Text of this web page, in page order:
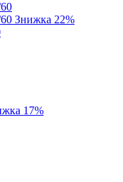
Знижка 22%
17%